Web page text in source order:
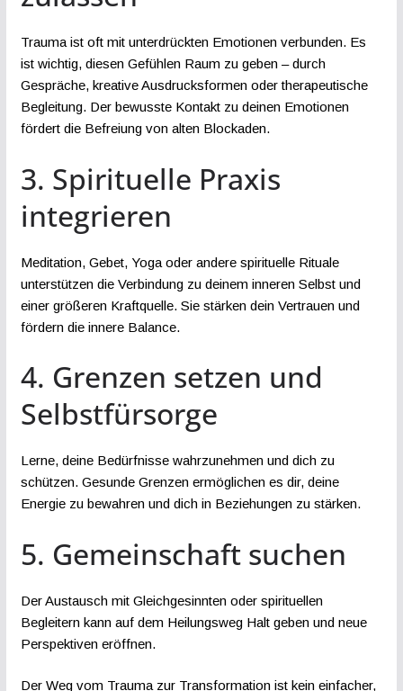
Trauma ist oft mit unterdrückten Emotionen verbunden. Es
ist wichtig, diesen Gefühlen Raum zu geben – durch
Gespräche, kreative Ausdrucksformen oder therapeutische
Begleitung. Der bewusste Kontakt zu deinen Emotionen
fördert die Befreiung von alten Blockaden.
3. Spirituelle Praxis
integrieren
Meditation, Gebet, Yoga oder andere spirituelle Rituale
unterstützen die Verbindung zu deinem inneren Selbst und
einer größeren Kraftquelle. Sie stärken dein Vertrauen und
fördern die innere Balance.
4. Grenzen setzen und
Selbstfürsorge
Lerne, deine Bedürfnisse wahrzunehmen und dich zu
schützen. Gesunde Grenzen ermöglichen es dir, deine
Energie zu bewahren und dich in Beziehungen zu stärken.
5. Gemeinschaft suchen
Der Austausch mit Gleichgesinnten oder spirituellen
Begleitern kann auf dem Heilungsweg Halt geben und neue
Perspektiven eröffnen.
Der Weg vom Trauma zur Transformation ist kein einfacher,